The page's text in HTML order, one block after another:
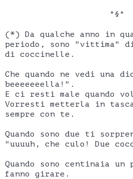
°§°
(*) Da qualche anno in
periodo, sono "vittima"
di coccinelle.
Che quando ne vedi una
beeeeeeella!".
E ci resti male quando
Vorresti metterla in
sempre con te.
Quando sono due ti
"uuuuh, che culo! Due
Quando sono centinaia
fanno girare.